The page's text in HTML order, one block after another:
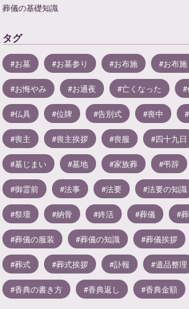
葬儀の基礎知識
タグ
お墓 お墓参り お布施 お布
お悔やみ お通夜 亡くなった
仏具 位牌 告別式 喪中
喪主 喪主挨拶 喪服 四十九日
墓じまい 墓地 家族葬 弔辞
御霊前 法事 法要 法要の知識
祭壇 納骨 終活 葬儀
葬儀の服装 葬儀の知識 葬儀挨拶
葬式 葬式挨拶 訃報 遺品整理
香典の書き方 香典返し 香典金額